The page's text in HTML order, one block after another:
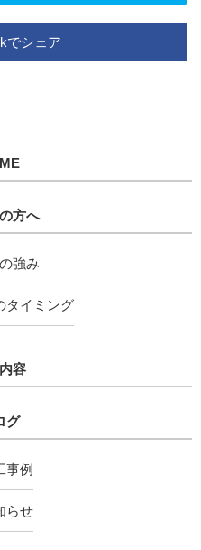
でシェア
方へ
強み
タイミング
容
グ
事例
らせ